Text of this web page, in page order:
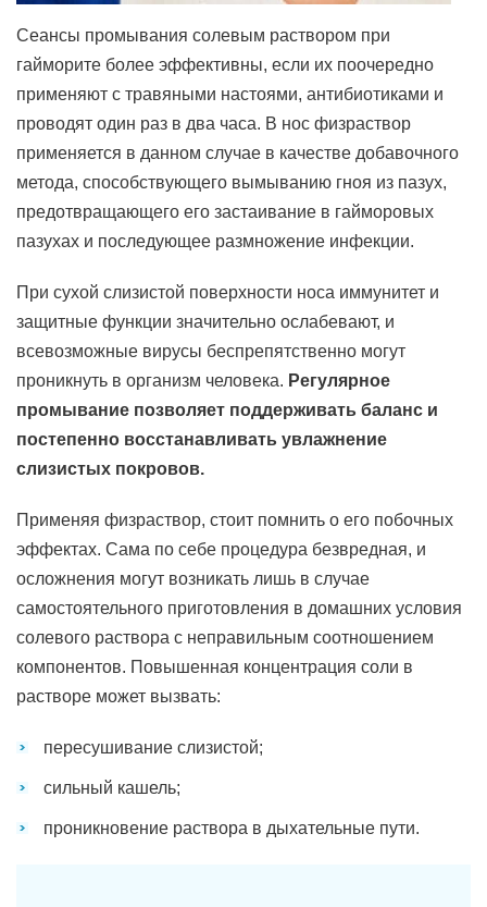
Сеансы промывания солевым раствором при
гайморите более эффективны, если их поочередно
применяют с травяными настоями, антибиотиками и
проводят один раз в два часа. В нос физраствор
применяется в данном случае в качестве добавочного
метода, способствующего вымыванию гноя из пазух,
предотвращающего его застаивание в гайморовых
пазухах и последующее размножение инфекции.
При сухой слизистой поверхности носа иммунитет и
защитные функции значительно ослабевают, и
всевозможные вирусы беспрепятственно могут
проникнуть в организм человека. Регулярное
промывание позволяет поддерживать баланс и
постепенно восстанавливать увлажнение
слизистых покровов.
Применяя физраствор, стоит помнить о его побочных
эффектах. Сама по себе процедура безвредная, и
осложнения могут возникать лишь в случае
самостоятельного приготовления в домашних условия
солевого раствора с неправильным соотношением
компонентов. Повышенная концентрация соли в
растворе может вызвать:
пересушивание слизистой;
сильный кашель;
проникновение раствора в дыхательные пути.